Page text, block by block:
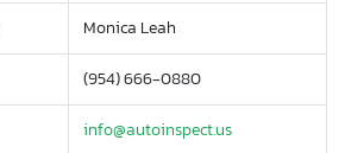
Monica Leah
(954) 666-0880
info@autoinspect.us